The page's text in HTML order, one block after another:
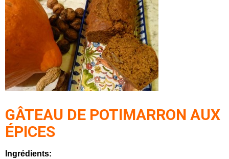
GÂTEAU DE POTIMARRON AUX
ÉPICES
Ingrédients: